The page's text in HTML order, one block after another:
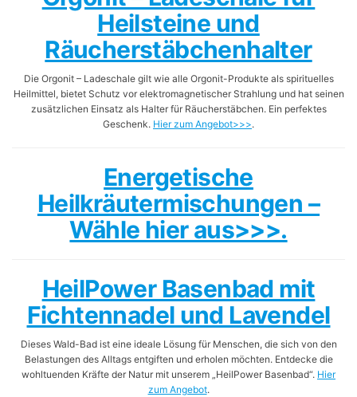
Heilsteine und
Räucherstäbchenhalter
Die Orgonit – Ladeschale gilt wie alle Orgonit-Produkte als spirituelles
Heilmittel, bietet Schutz vor elektromagnetischer Strahlung und hat seinen
zusätzlichen Einsatz als Halter für Räucherstäbchen. Ein perfektes
Geschenk. Hier zum Angebot>>>.
Energetische
Heilkräutermischungen –
Wähle hier aus>>>.
HeilPower Basenbad mit
Fichtennadel und Lavendel
Dieses Wald-Bad ist eine ideale Lösung für Menschen, die sich von den
Belastungen des Alltags entgiften und erholen möchten. Entdecke die
wohltuenden Kräfte der Natur mit unserem „HeilPower Basenbad“. Hier
zum Angebot.